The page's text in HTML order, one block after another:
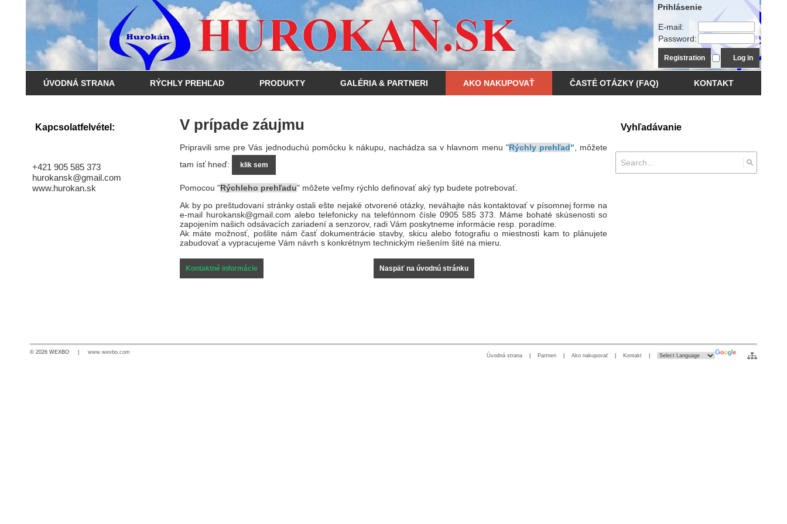
Prihlásenie
E-mail:
Password:
Registration Log in
ÚVODNÁ STRANA RÝCHLY PREHĽAD PRODUKTY GALÉRIA & PARTNERI AKO NAKUPOVAŤ ČASTÉ OTÁZKY (FAQ) KONTAKT
Kapcsolatfelvétel:
+421 905 585 373
hurokansk@gmail.com
www.hurokan.sk
Vyhľadávanie
V prípade záujmu
Pripravili sme pre Vás jednoduchú pomôcku k nákupu, nachádza sa v hlavnom menu "Rýchly prehľad" , môžete
tam ísť hneď:
klik sem
Pomocou "Rýchleho prehľadu" môžete veľmy rýchlo definovať aký typ budete potrebovať.
Ak by po preštudovaní stránky ostali ešte nejaké otvorené otázky, neváhajte nás kontaktovať v písomnej forme na
e-mail hurokansk@gmail.com alebo telefonicky na telefónnom čísle 0905 585 373. Máme bohaté skúsenosti so
zapojením našich odsávacích zariadení a senzorov, radi Vám poskytneme informácie resp. poradíme.
Ak máte možnosť, pošlite nám časť dokumentrácie stavby, skicu alebo fotografiu o miestnosti kam to plánujete
zabudovať a vypracujeme Vám návrh s konkrétnym technickým riešením šité na mieru.
Kontaktné informácie Naspäť na úvodnú stránku
© 2026 WEXBO | www.wexbo.com
Úvodná strana Partneri Ako nakupovať| Kontakt